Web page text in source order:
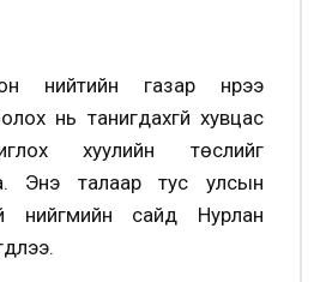
нийтийн газар нүүрээ
нь танигдахгүй хувцас
хуулийн төслийг
Энэ талаар тус улсын
нийгмийн сайд Нурлан